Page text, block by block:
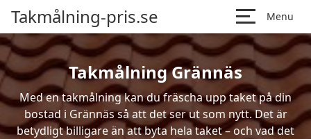
Takmålning-pris.se Menu
Takmålning Grännäs
Med en takmålning kan du fräscha upp taket på din
bostad i Grännäs så att det ser ut som nytt. Det är
betydligt billigare än att byta hela taket – och vad det